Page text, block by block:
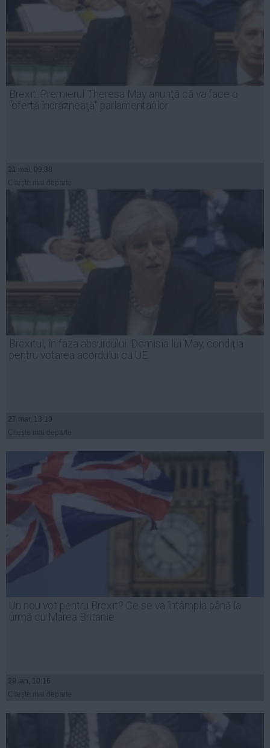
Brexit: Premierul Theresa May anunţă că va face o
"ofertă îndrăzneaţă" parlamentarilor
21 mai, 09:38
Brexitul, în faza absurdului. Demisia lui May, condiția
pentru votarea acordului cu UE
27 mar, 13:10
Un nou vot pentru Brexit? Ce se va întâmpla până la
urmă cu Marea Britanie
29 ian, 10:16